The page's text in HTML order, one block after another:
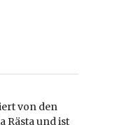
von den
Rästa und ist